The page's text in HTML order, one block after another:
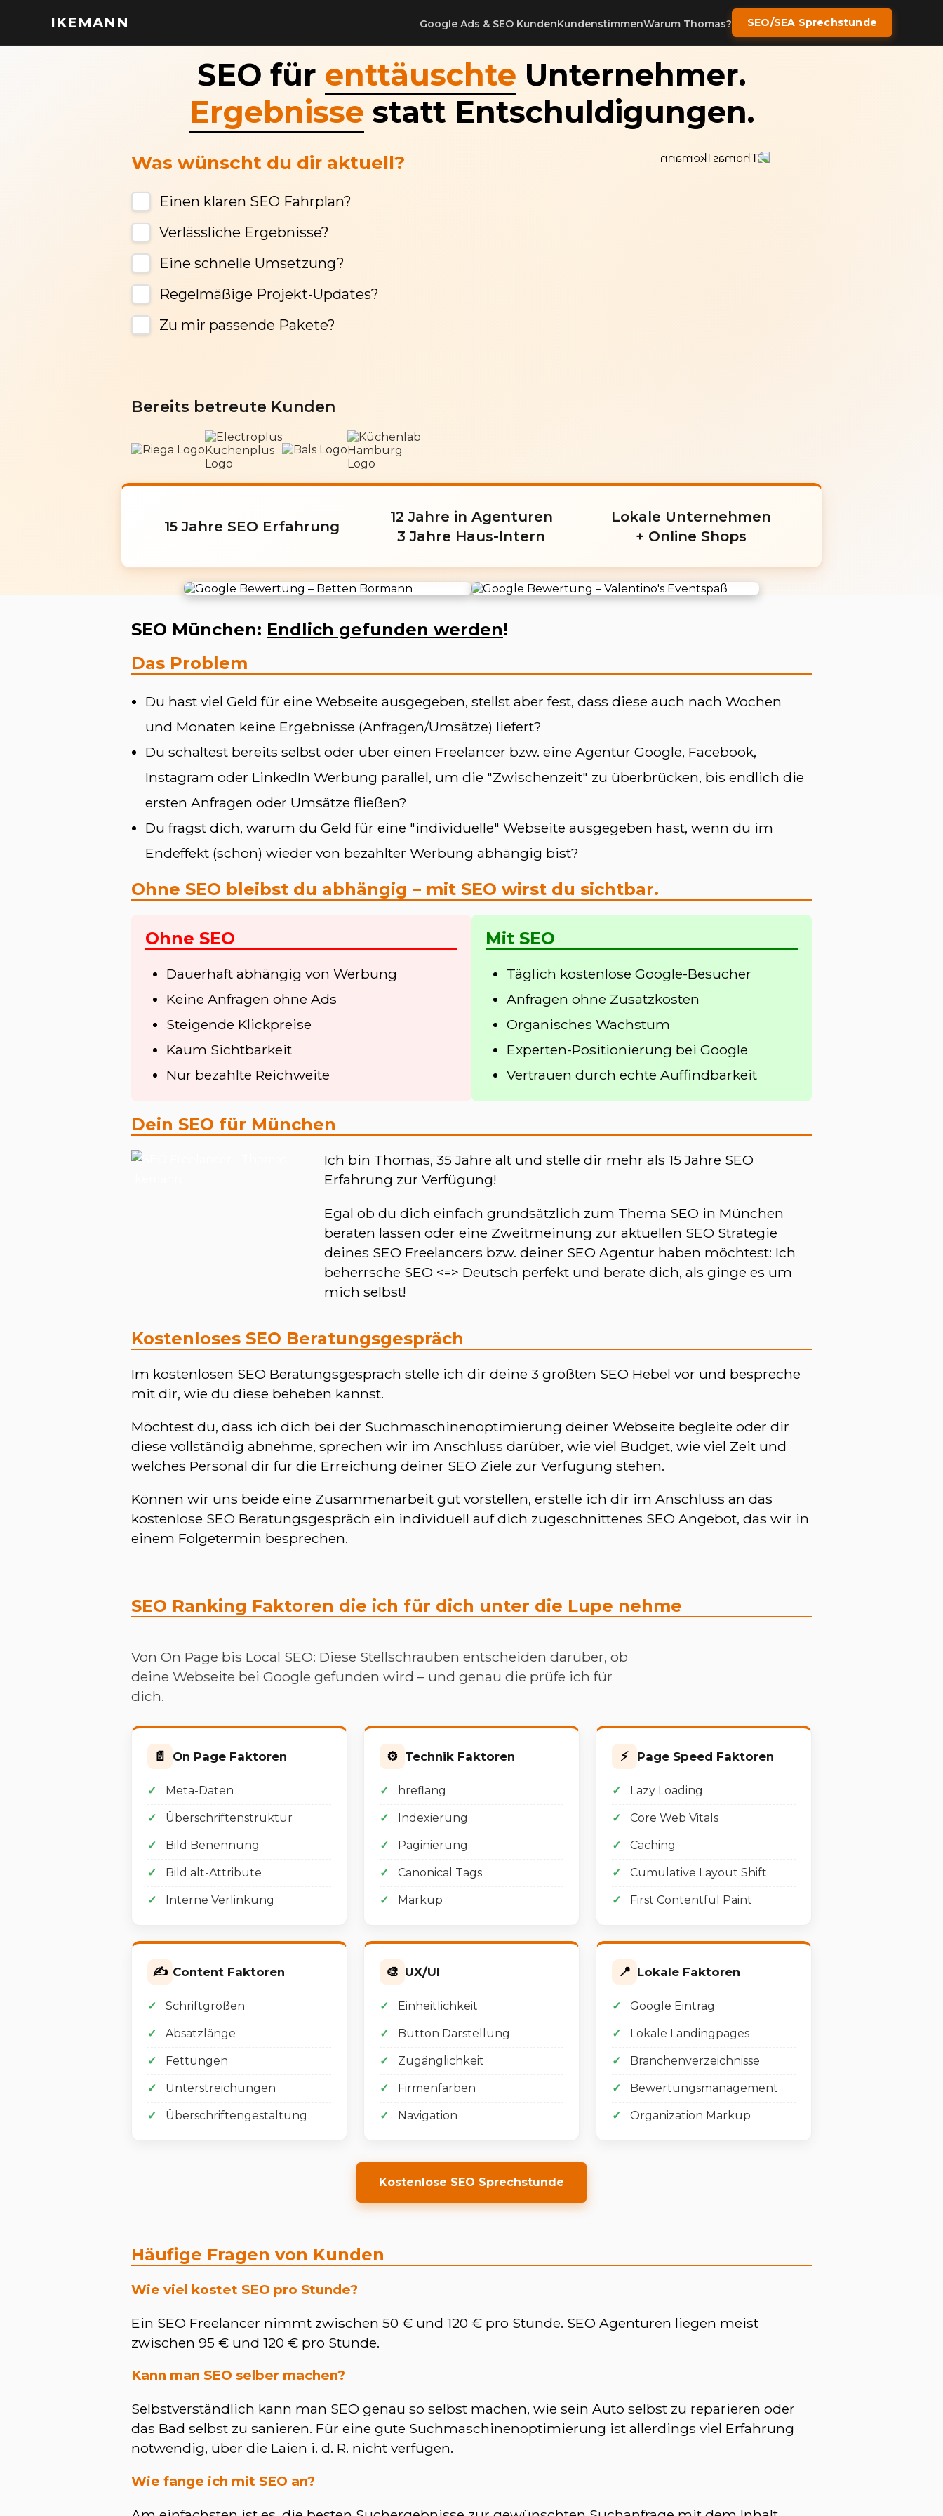
IKEMANN Google Ads & SEO KundenKundenstimmenWarum Thomas? SEO/SEA Sprechstunde
SEO für enttäuschte Unternehmer.
Ergebnisse statt Entschuldigungen.
Was wünscht du dir aktuell?
Einen klaren SEO Fahrplan?
Verlässliche Ergebnisse?
Eine schnelle Umsetzung?
Regelmäßige Projekt-Updates?
Zu mir passende Pakete?
Bereits betreute Kunden
15 Jahre SEO Erfahrung
12 Jahre in Agenturen
3 Jahre Haus-Intern
Lokale Unternehmen
+ Online Shops
SEO München: Endlich gefunden werden!
Das Problem
Du hast viel Geld für eine Webseite ausgegeben, stellst aber fest, dass diese auch nach Wochen
und Monaten keine Ergebnisse (Anfragen/Umsätze) liefert?
Du schaltest bereits selbst oder über einen Freelancer bzw. eine Agentur Google, Facebook,
Instagram oder LinkedIn Werbung parallel, um die "Zwischenzeit" zu überbrücken, bis endlich die
ersten Anfragen oder Umsätze fließen?
Du fragst dich, warum du Geld für eine "individuelle" Webseite ausgegeben hast, wenn du im
Endeffekt (schon) wieder von bezahlter Werbung abhängig bist?
Ohne SEO bleibst du abhängig – mit SEO wirst du sichtbar.
Ohne SEO
Dauerhaft abhängig von Werbung
Keine Anfragen ohne Ads
Steigende Klickpreise
Kaum Sichtbarkeit
Nur bezahlte Reichweite
Mit SEO
Täglich kostenlose Google-Besucher
Anfragen ohne Zusatzkosten
Organisches Wachstum
Experten-Positionierung bei Google
Vertrauen durch echte Auffindbarkeit
Dein SEO für München
Ich bin Thomas, 35 Jahre alt und stelle dir mehr als 15 Jahre SEO
Erfahrung zur Verfügung!
Egal ob du dich einfach grundsätzlich zum Thema SEO in München
beraten lassen oder eine Zweitmeinung zur aktuellen SEO Strategie
deines SEO Freelancers bzw. deiner SEO Agentur haben möchtest: Ich
beherrsche SEO <=> Deutsch perfekt und berate dich, als ginge es um
mich selbst!
Kostenloses SEO Beratungsgespräch
Im kostenlosen SEO Beratungsgespräch stelle ich dir deine 3 größten SEO Hebel vor und bespreche
mit dir, wie du diese beheben kannst.
Möchtest du, dass ich dich bei der Suchmaschinenoptimierung deiner Webseite begleite oder dir
diese vollständig abnehme, sprechen wir im Anschluss darüber, wie viel Budget, wie viel Zeit und
welches Personal dir für die Erreichung deiner SEO Ziele zur Verfügung stehen.
Können wir uns beide eine Zusammenarbeit gut vorstellen, erstelle ich dir im Anschluss an das
kostenlose SEO Beratungsgespräch ein individuell auf dich zugeschnittenes SEO Angebot, das wir in
einem Folgetermin besprechen.
SEO Ranking Faktoren die ich für dich unter die Lupe nehme
Von On Page bis Local SEO: Diese Stellschrauben entscheiden darüber, ob
deine Webseite bei Google gefunden wird – und genau die prüfe ich für
dich.
📄 On Page Faktoren
Meta-Daten
Überschriftenstruktur
Bild Benennung
Bild alt-Attribute
Interne Verlinkung
⚙️ Technik Faktoren
hreflang
Indexierung
Paginierung
Canonical Tags
Markup
⚡ Page Speed Faktoren
Lazy Loading
Core Web Vitals
Caching
Cumulative Layout Shift
First Contentful Paint
✍️ Content Faktoren
Schriftgrößen
Absatzlänge
Fettungen
Unterstreichungen
Überschriftengestaltung
🎨 UX/UI
Einheitlichkeit
Button Darstellung
Zugänglichkeit
Firmenfarben
Navigation
📍 Lokale Faktoren
Google Eintrag
Lokale Landingpages
Branchenverzeichnisse
Bewertungsmanagement
Organization Markup
Kostenlose SEO Sprechstunde
Häufige Fragen von Kunden
Wie viel kostet SEO pro Stunde?
Ein SEO Freelancer nimmt zwischen 50 € und 120 € pro Stunde. SEO Agenturen liegen meist
zwischen 95 € und 120 € pro Stunde.
Kann man SEO selber machen?
Selbstverständlich kann man SEO genau so selbst machen, wie sein Auto selbst zu reparieren oder
das Bad selbst zu sanieren. Für eine gute Suchmaschinenoptimierung ist allerdings viel Erfahrung
notwendig, über die Laien i. d. R. nicht verfügen.
Wie fange ich mit SEO an?